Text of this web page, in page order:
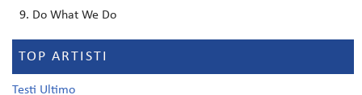
Do What We Do
TOP ARTISTI
Testi Ultimo